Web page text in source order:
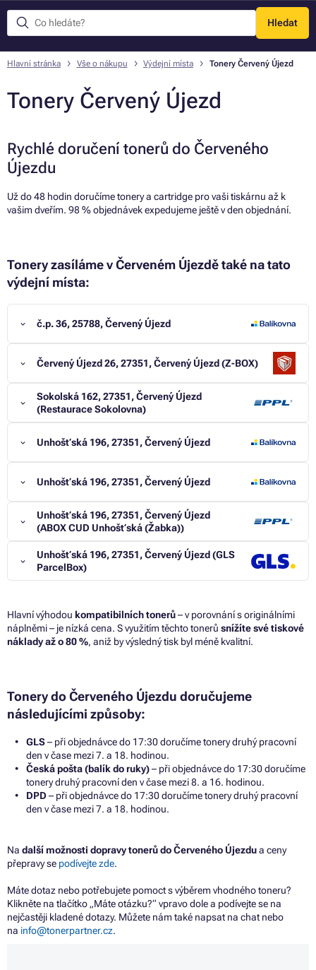
Hledat
Menu
Hlavní stránka Vše o nákupu Výdejní místa Tonery Červený Újezd
Tonery Červený Újezd
Rychlé doručení tonerů do Červeného
Újezdu
Už do 48 hodin doručíme tonery a cartridge pro vaši tiskárnu až k
vašim dveřím. 98 % objednávek expedujeme ještě v den objednání.
Tonery zasíláme v Červeném Újezdě také na tato
výdejní místa:
č.p. 36, 25788, Červený Újezd
Červený Újezd 26, 27351, Červený Újezd (Z-BOX)
Sokolská 162, 27351, Červený Újezd
(Restaurace Sokolovna)
Unhošťská 196, 27351, Červený Újezd
Unhošťská 196, 27351, Červený Újezd
Unhošťská 196, 27351, Červený Újezd
(ABOX CUD Unhošťská (Žabka))
Unhošťská 196, 27351, Červený Újezd (GLS
ParcelBox)
Hlavní výhodou kompatibilních tonerů– v porovnání s originálními
náplněmi – je nízká cena. S využitím těchto tonerů snížíte své tiskové
náklady až o 80 %, aniž by výsledný tisk byl méně kvalitní.
Tonery do Červeného Újezdu doručujeme
následujícími způsoby:
GLS– při objednávce do 17:30 doručíme tonery druhý pracovní
den v čase mezi 7. a 18. hodinou.
Česká pošta (balík do ruky)– při objednávce do 17:30 doručíme
tonery druhý pracovní den v čase mezi 8. a 16. hodinou.
DPD – při objednávce do 17:30 doručíme tonery druhý pracovní
den v čase mezi 7. a 18. hodinou.
Na další možnosti dopravy tonerů do Červeného Újezdua ceny
přepravy se podívejte zde.
Máte dotaz nebo potřebujete pomoct s výběrem vhodného toneru?
Klikněte na tlačítko „Máte otázku?“ vpravo dole a podívejte se na
nejčastěji kladené dotazy. Můžete nám také napsat na chat nebo
na info@tonerpartner.cz.